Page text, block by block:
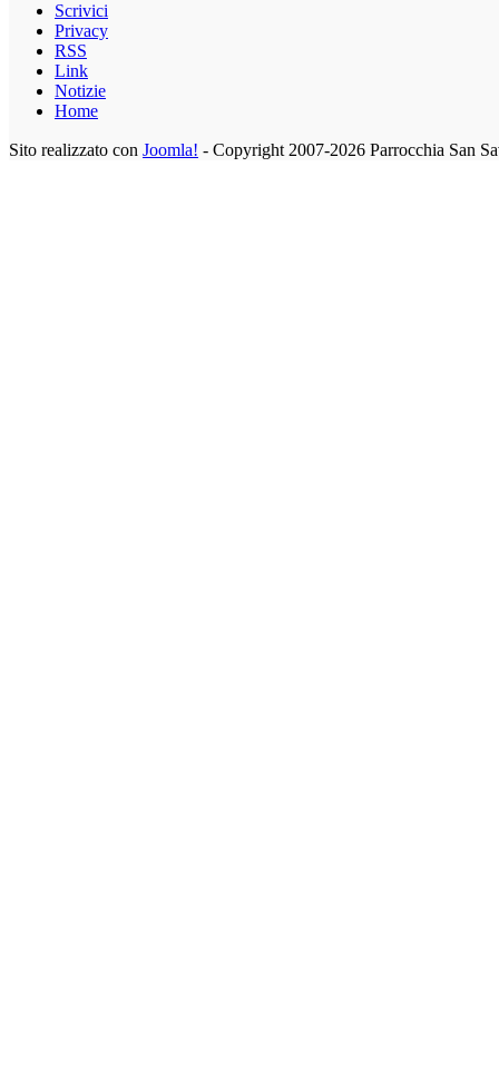
Scrivici
Privacy
RSS
Link
Notizie
Home
Sito realizzato con Joomla! - Copyright 2007-2026 Parrocchia San